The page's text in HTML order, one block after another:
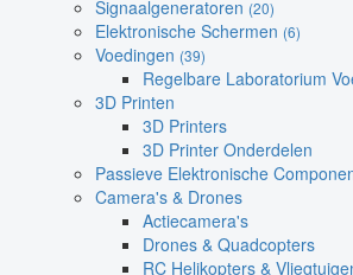
Signaalgeneratoren (20)
Elektronische Schermen (6)
Voedingen (39)
Regelbare Laboratorium
3D Printen
3D Printers
3D Printer Onderdelen
Passieve Elektronische
Camera's & Drones
Actiecamera's
Drones & Quadcopters
RC Helikopters &